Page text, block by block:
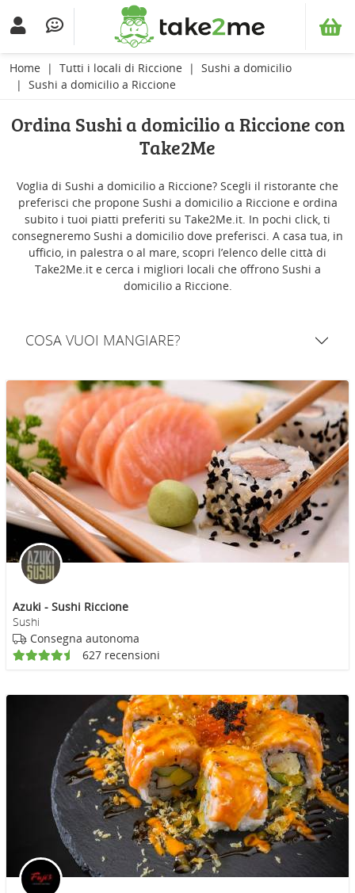
Home Tutti i locali di Riccione
Sushi a domicilio
Sushi a domicilio a Riccione
Ordina Sushi a domicilio a Riccione con
Take2Me
Voglia di Sushi a domicilio a Riccione? Scegli il ristorante che
preferisci che propone Sushi a domicilio a Riccione e ordina
subito i tuoi piatti preferiti su Take2Me.it. In pochi click, ti
consegneremo Sushi a domicilio dove preferisci. A casa tua, in
ufficio, in palestra o al mare, scopri l’elenco delle città di
Take2Me.it e cerca i migliori locali che offrono Sushi a
domicilio a Riccione.
COSA VUOI MANGIARE?
Azuki - Sushi Riccione
Sushi
Consegna autonoma
627 recensioni